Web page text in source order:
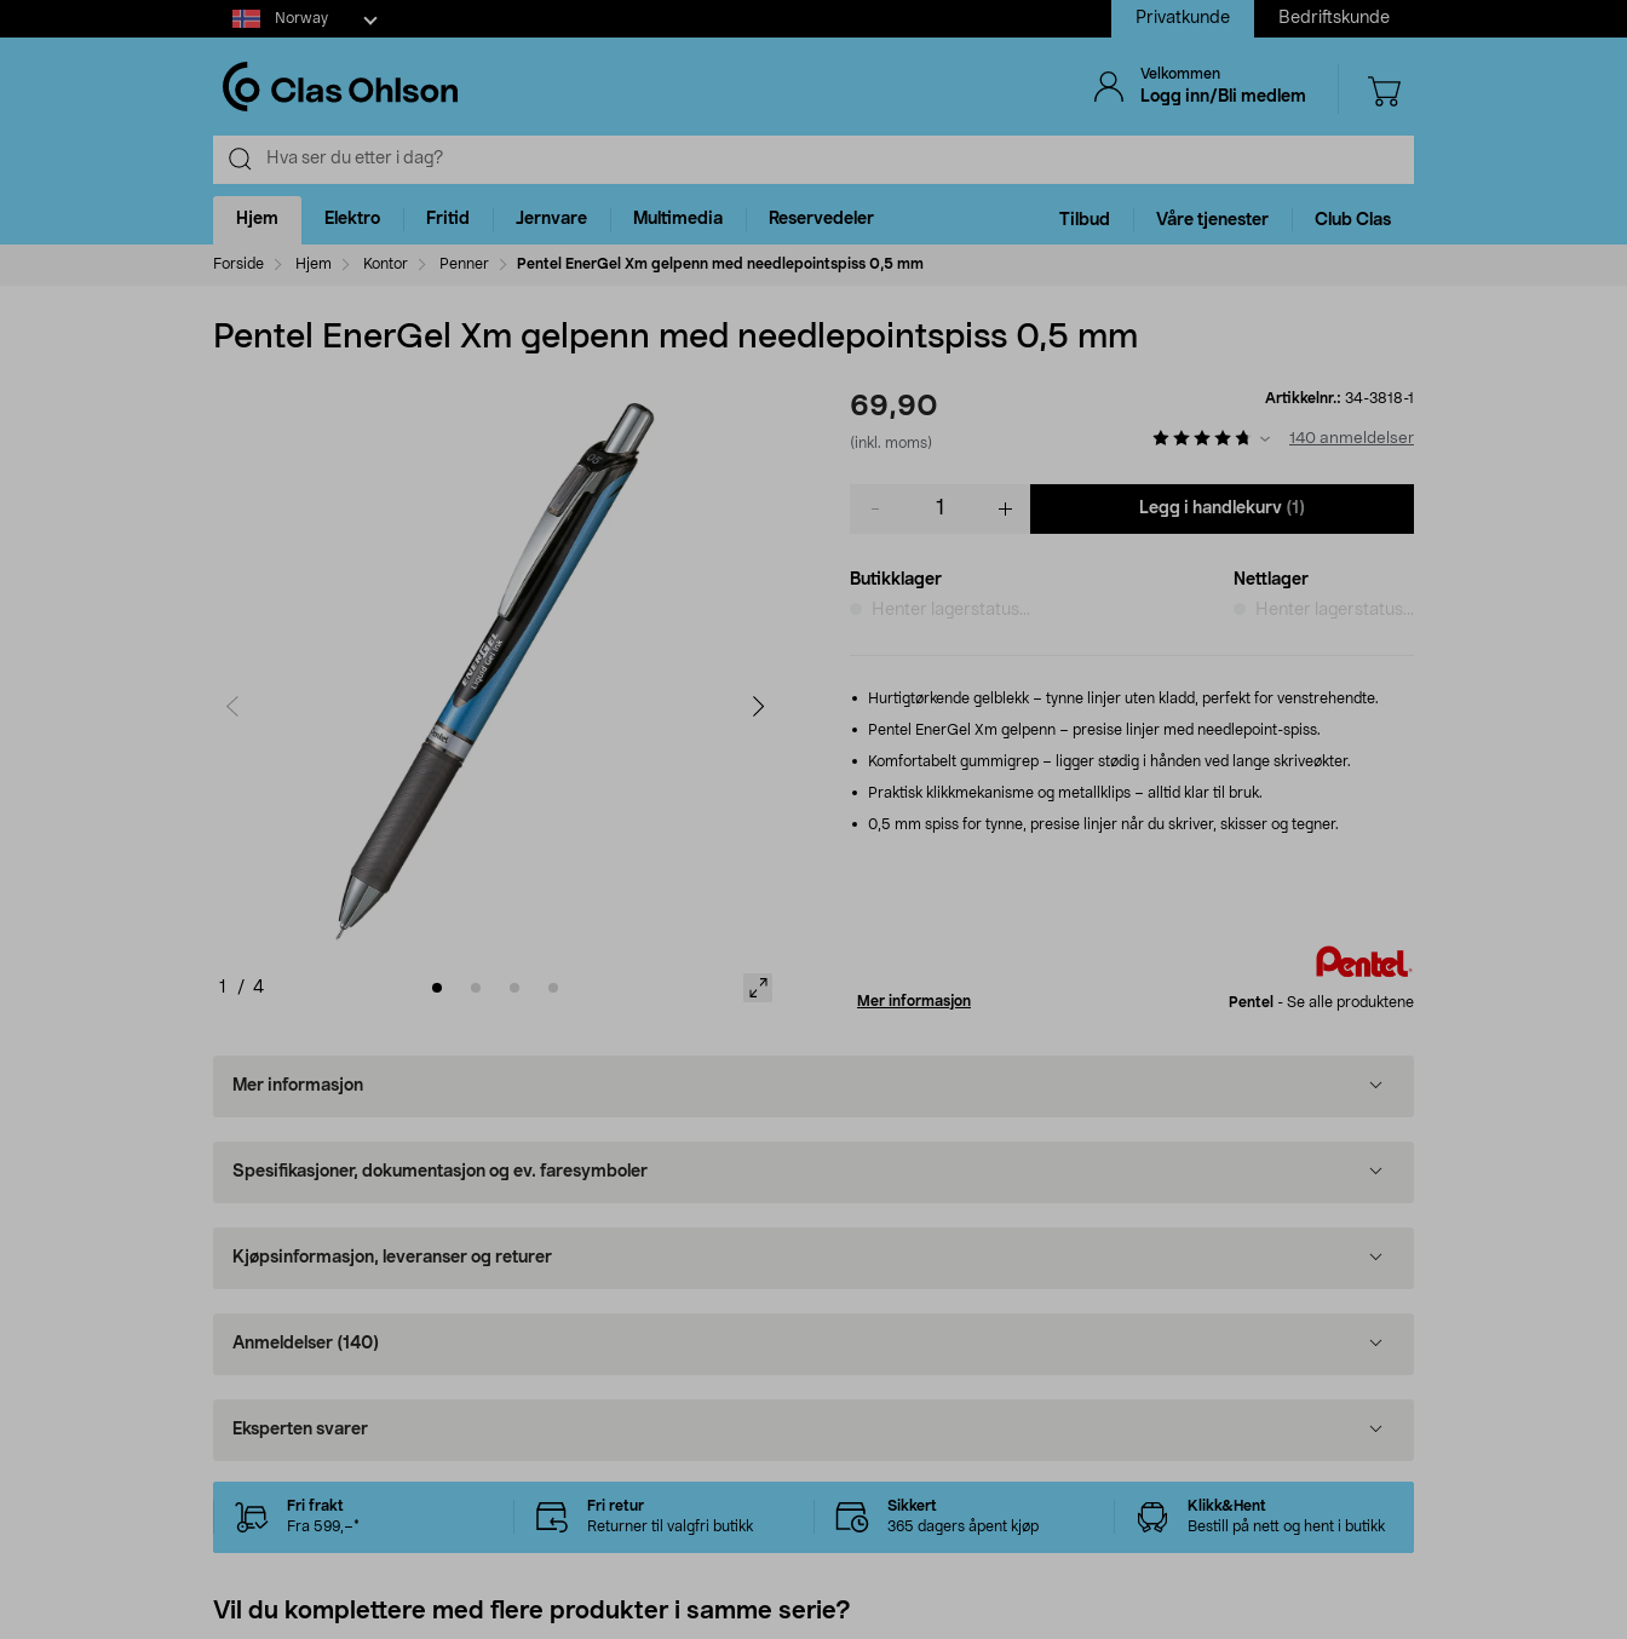
Select
market
Norway Privatkunde Bedriftskunde
Velkommen
Logg inn/Bli medlem
Hjem Elektro Fritid Jernvare Multimedia Reservedeler Tilbud Våre tjenester Club Clas
Forside Hjem Kontor Penner Pentel EnerGel Xm gelpenn med needlepointspiss 0,5 mm
Pentel EnerGel Xm gelpenn med needlepointspiss 0,5 mm
1 / 4
69,90
(inkl. moms)
Artikkelnr.: 34-3818-1
140 anmeldelser
Legg i handlekurv (1)
Butikklager
Henter lagerstatus...
Nettlager
Henter lagerstatus...
Hurtigtørkende gelblekk – tynne linjer uten kladd, perfekt for venstrehendte.
Pentel EnerGel Xm gelpenn – presise linjer med needlepoint-spiss.
Komfortabelt gummigrep – ligger stødig i hånden ved lange skriveøkter.
Praktisk klikkmekanisme og metallklips – alltid klar til bruk.
0,5 mm spiss for tynne, presise linjer når du skriver, skisser og tegner.
Mer informasjon Pentel - Se alle produktene
Mer informasjon
Spesifikasjoner, dokumentasjon og ev. faresymboler
Kjøpsinformasjon, leveranser og returer
Anmeldelser (140)
Eksperten svarer
Fri frakt
Fra 599,–*
Fri retur
Returner til valgfri butikk
Sikkert
365 dagers åpent kjøp
Klikk&Hent
Bestill på nett og hent i butikk
Vil du komplettere med flere produkter i samme serie?